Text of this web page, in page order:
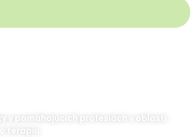
pomáhajúcich profesiách v oblasti
terapiu.